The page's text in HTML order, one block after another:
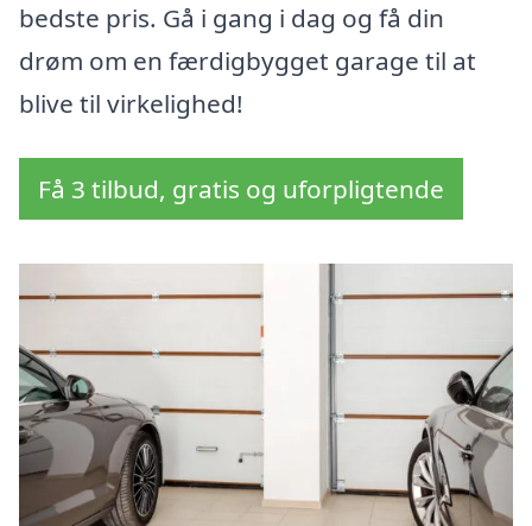
bedste pris. Gå i gang i dag og få din
drøm om en færdigbygget garage til at
blive til virkelighed!
Få 3 tilbud, gratis og uforpligtende